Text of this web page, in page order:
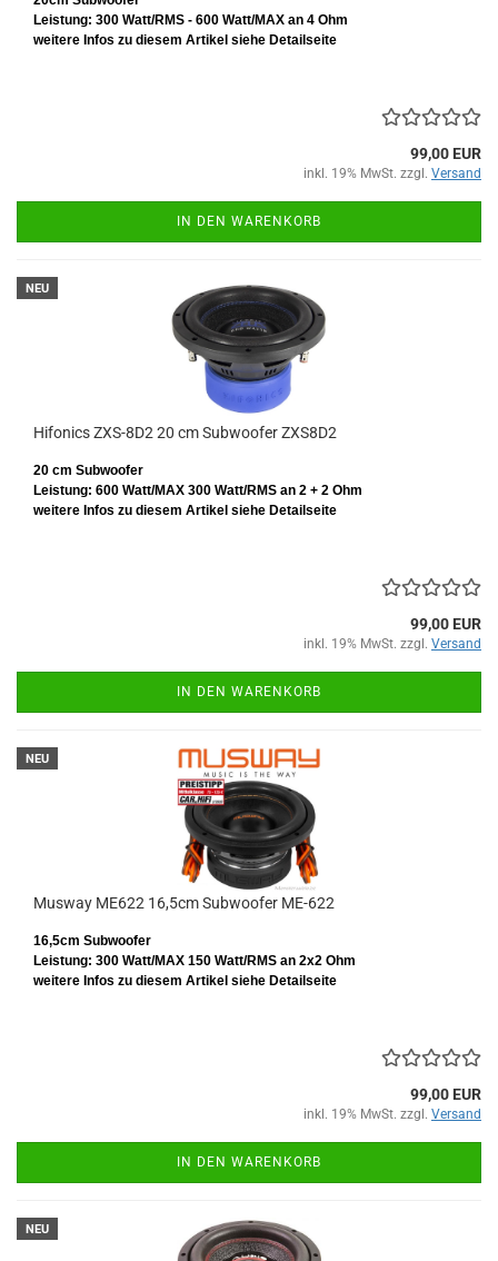
Leistung: 300 Watt/RMS - 600 Watt/MAX an 4 Ohm
weitere Infos zu diesem Artikel siehe Detailseite
99,00 EUR
inkl. 19% MwSt. zzgl. Versand
IN DEN WARENKORB
NEU
Hifonics ZXS-8D2 20 cm Subwoofer ZXS8D2
20 cm Subwoofer
Leistung: 600 Watt/MAX 300 Watt/RMS an 2 + 2 Ohm
weitere Infos zu diesem Artikel siehe Detailseite
99,00 EUR
inkl. 19% MwSt. zzgl. Versand
IN DEN WARENKORB
NEU
Musway ME622 16,5cm Subwoofer ME-622
16,5cm Subwoofer
Leistung: 300 Watt/MAX 150 Watt/RMS an 2x2 Ohm
weitere Infos zu diesem Artikel siehe Detailseite
99,00 EUR
inkl. 19% MwSt. zzgl. Versand
IN DEN WARENKORB
NEU